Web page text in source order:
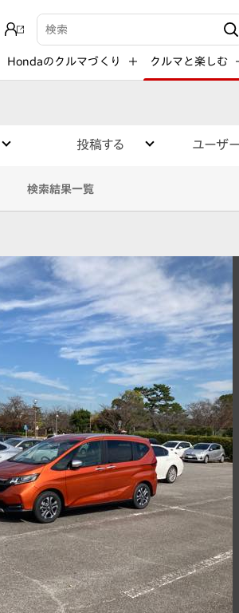
検索キーワード入力
Hondaのクルマづくり クルマと楽しむ
投稿する ユーザ
検索結果一覧